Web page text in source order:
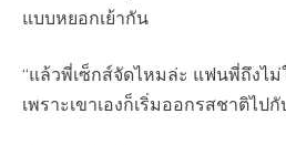
แบบหยอกเย้ากัน
“แล้วพี่เซ็กส์จัดไหมล่ะ แฟนพี่ถึงไม่
เพราะเขาเองก็เริ่มออกรสชาติไปกั